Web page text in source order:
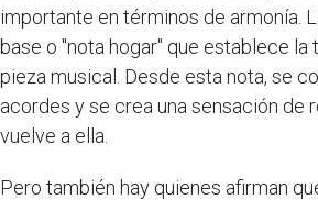
importante en términos de armonía.
base o "nota hogar" que establece la
pieza musical. Desde esta nota, se
acordes y se crea una sensación de
vuelve a ella.
Pero también hay quienes afirman